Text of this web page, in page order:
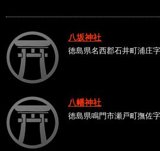
八坂神社
徳島県名西郡石井町浦庄
八幡神社
徳島県鳴門市瀬戸町撫佐